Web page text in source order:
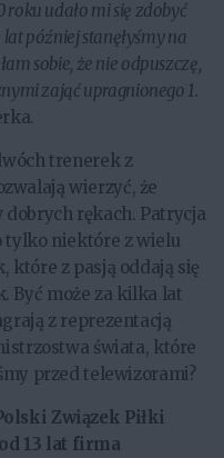
roku udało mi się zdobyć
później stanęłyśmy na
sobie, że nie odpuszczę,
zająć upragnionego 1.
trenerek z
wierzyć, że
dobrych rękach. Patrycja
tylko niektóre z wielu
które z pasją oddają się
Być może za kilka lat
z reprezentacją
świata, które
przed telewizorami?
Związek Piłki
13 lat firma